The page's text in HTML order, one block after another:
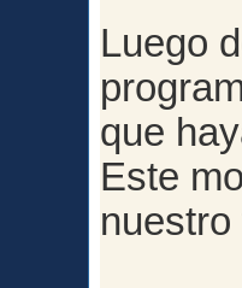
Luego
que
Este